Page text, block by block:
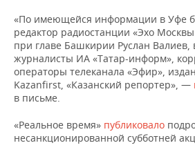
«По имеющейся информации в Уфе
редактор радиостанции «Эхо
при главе Башкирии Руслан
журналисты ИА «Татар-информ»,
операторы телеканала «Эфир»,
Kazanfirst, «Казанский репортер», —
в письме.
«Реальное время» публиковало
несанкционированной субботней